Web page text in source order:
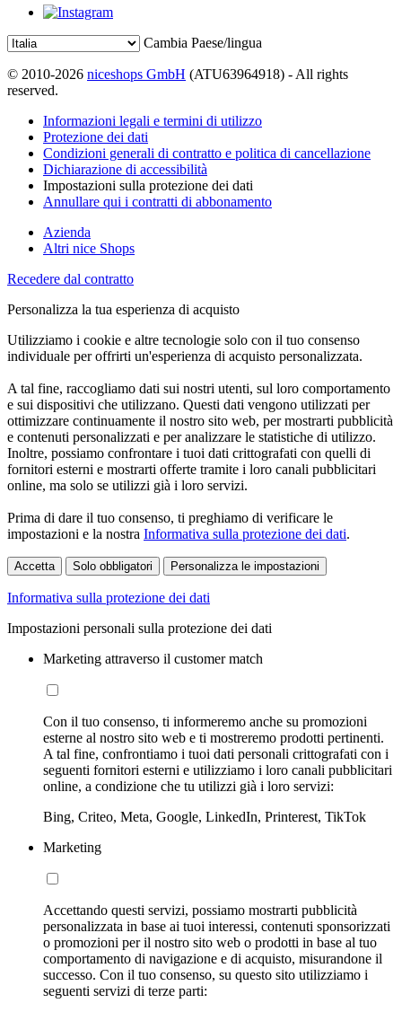
Cambia Paese/lingua
© 2010-2026 niceshops GmbH (ATU63964918) - All rights
reserved.
Informazioni legali e termini di utilizzo
Protezione dei dati
Condizioni generali di contratto e politica di cancellazione
Dichiarazione di accessibilità
Impostazioni sulla protezione dei dati
Annullare qui i contratti di abbonamento
Azienda
Altri nice Shops
Recedere dal contratto
Personalizza la tua esperienza di acquisto
Utilizziamo i cookie e altre tecnologie solo con il tuo consenso
individuale per offrirti un'esperienza di acquisto personalizzata.
A tal fine, raccogliamo dati sui nostri utenti, sul loro comportamento
e sui dispositivi che utilizzano. Questi dati vengono utilizzati per
ottimizzare continuamente il nostro sito web, per mostrarti pubblicità
e contenuti personalizzati e per analizzare le statistiche di utilizzo.
Inoltre, possiamo confrontare i tuoi dati crittografati con quelli di
fornitori esterni e mostrarti offerte tramite i loro canali pubblicitari
online, ma solo se utilizzi già i loro servizi.
Prima di dare il tuo consenso, ti preghiamo di verificare le
impostazioni e la nostra Informativa sulla protezione dei dati.
Accetta Solo obbligatori Personalizza le impostazioni
Informativa sulla protezione dei dati
Impostazioni personali sulla protezione dei dati
Marketing attraverso il customer match
Con il tuo consenso, ti informeremo anche su promozioni
esterne al nostro sito web e ti mostreremo prodotti pertinenti.
A tal fine, confrontiamo i tuoi dati personali crittografati con i
seguenti fornitori esterni e utilizziamo i loro canali pubblicitari
online, a condizione che tu utilizzi già i loro servizi:
Bing, Criteo, Meta, Google, LinkedIn, Printerest, TikTok
Marketing
Accettando questi servizi, possiamo mostrarti pubblicità
personalizzata in base ai tuoi interessi, contenuti sponsorizzati
o promozioni per il nostro sito web o prodotti in base al tuo
comportamento di navigazione e di acquisto, misurandone il
successo. Con il tuo consenso, su questo sito utilizziamo i
seguenti servizi di terze parti: